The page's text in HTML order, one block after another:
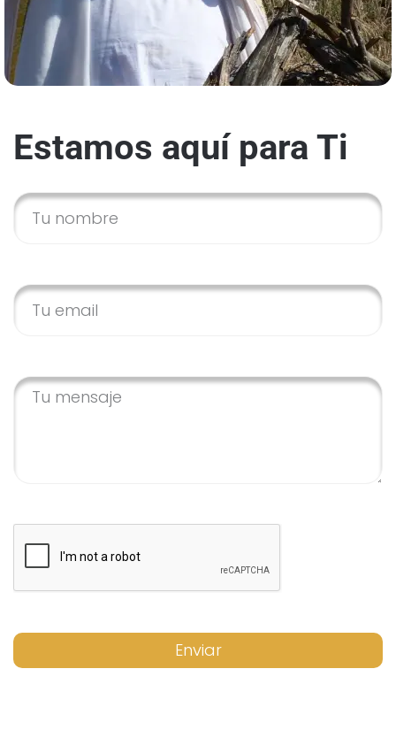
Estamos aquí para Ti
Enviar